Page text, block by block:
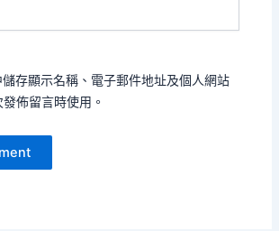
儲存顯示名稱、電子郵件地址及個人網站
佈留言時使用。